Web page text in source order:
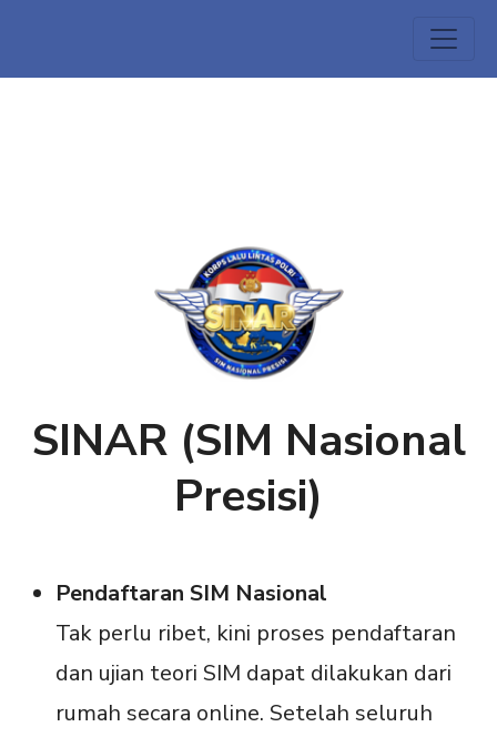
SINAR (SIM Nasional
Presisi)
Pendaftaran SIM Nasional
Tak perlu ribet, kini proses pendaftaran
dan ujian teori SIM dapat dilakukan dari
rumah secara online. Setelah seluruh